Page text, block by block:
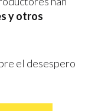
y otros
el desespero